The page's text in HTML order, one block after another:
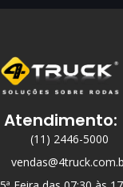
Atendimento:
(11) 2446-5000